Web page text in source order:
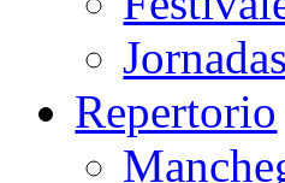
Repertorio